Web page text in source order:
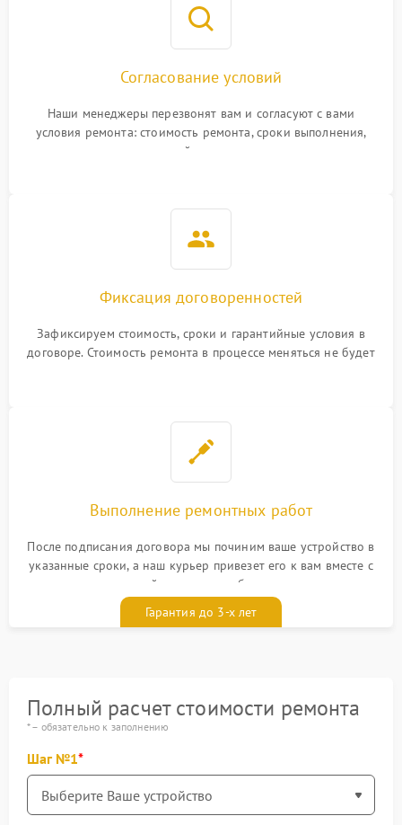
Согласование условий
Наши менеджеры перезвонят вам и согласуют с вами
условия ремонта: стоимость ремонта, сроки выполнения,
гарантийные условия
Фиксация договоренностей
Зафиксируем стоимость, сроки и гарантийные условия в
договоре. Стоимость ремонта в процессе меняться не будет
Выполнение ремонтных работ
После подписания договора мы починим ваше устройство в
указанные сроки, а наш курьер привезет его к вам вместе с
гарантийным талоном бесплатно
Гарантия до 3-х лет
Полный расчет стоимости ремонта
* – обязательно к заполнению
Шаг №1